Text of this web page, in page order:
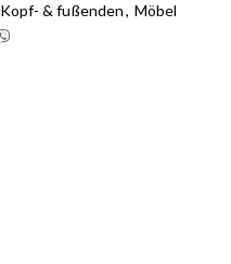
Kopf- & fußenden, Möbel